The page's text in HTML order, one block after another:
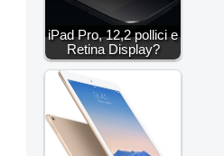
iPad Pro, 12,2 pollici e
Retina Display?